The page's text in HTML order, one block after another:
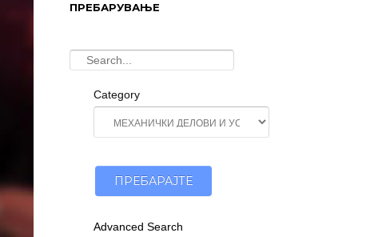
ПРЕБАРУВАЊЕ
Category
Advanced Search